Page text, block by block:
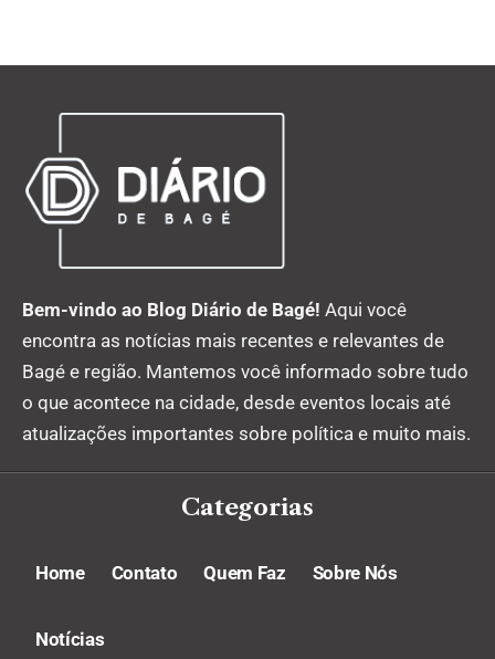
Bem-vindo ao Blog Diário de Bagé! Aqui você
encontra as notícias mais recentes e relevantes de
Bagé e região. Mantemos você informado sobre tudo
o que acontece na cidade, desde eventos locais até
atualizações importantes sobre política e muito mais.
Categorias
Home Contato Quem Faz Sobre Nós
Notícias